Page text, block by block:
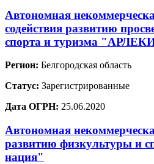
Автономная
содействия развитию
спорта и туризма
Регион: Белгородская область
Статус: Зарегистрированные
Дата ОГРН: 25.06.2020
Автономная
развитию физкультуры и
нация"